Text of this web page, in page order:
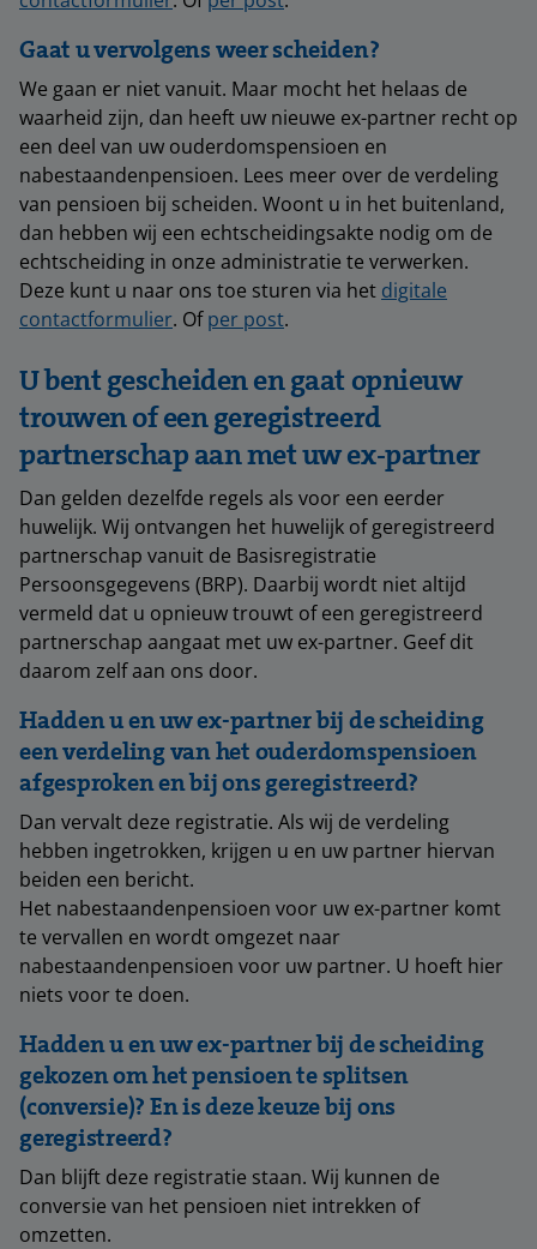
Gaat u vervolgens weer scheiden?
We gaan er niet vanuit. Maar mocht het helaas de
waarheid zijn, dan heeft uw nieuwe ex-partner recht op
een deel van uw ouderdomspensioen en
nabestaandenpensioen. Lees meer over de verdeling
van pensioen bij scheiden. Woont u in het buitenland,
dan hebben wij een echtscheidingsakte nodig om de
echtscheiding in onze administratie te verwerken.
Deze kunt u naar ons toe sturen via het digitale
contactformulier. Ofper post.
U bent gescheiden en gaat opnieuw
trouwen of een geregistreerd
partnerschap aan met uw ex-partner
Dan gelden dezelfde regels als voor een eerder
huwelijk. Wij ontvangen het huwelijk of geregistreerd
partnerschap vanuit de Basisregistratie
Persoonsgegevens (BRP). Daarbij wordt niet altijd
vermeld dat u opnieuw trouwt of een geregistreerd
partnerschap aangaat met uw ex-partner. Geef dit
daarom zelf aan ons door.
Hadden u en uw ex-partner bij de scheiding
een verdeling van het ouderdomspensioen
afgesproken en bij ons geregistreerd?
Dan vervalt deze registratie. Als wij de verdeling
hebben ingetrokken, krijgen u en uw partner hiervan
beiden een bericht.
Het nabestaandenpensioen voor uw ex-partner komt
te vervallen en wordt omgezet naar
nabestaandenpensioen voor uw partner. U hoeft hier
niets voor te doen.
Hadden u en uw ex-partner bij de scheiding
gekozen om het pensioen te splitsen
(conversie)? En is deze keuze bij ons
geregistreerd?
Dan blijft deze registratie staan. Wij kunnen de
conversie van het pensioen niet intrekken of
omzetten.